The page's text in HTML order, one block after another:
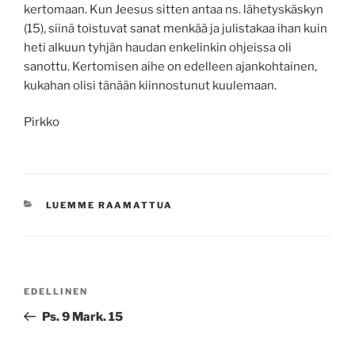
kertomaan. Kun Jeesus sitten antaa ns. lähetyskäskyn
(15), siinä toistuvat sanat menkää ja julistakaa ihan kuin
heti alkuun tyhjän haudan enkelinkin ohjeissa oli
sanottu. Kertomisen aihe on edelleen ajankohtainen,
kukahan olisi tänään kiinnostunut kuulemaan.
Pirkko
KATEGORIAT
LUEMME RAAMATTUA
Edellinen
artikkeli
EDELLINEN
Ps. 9 Mark. 15